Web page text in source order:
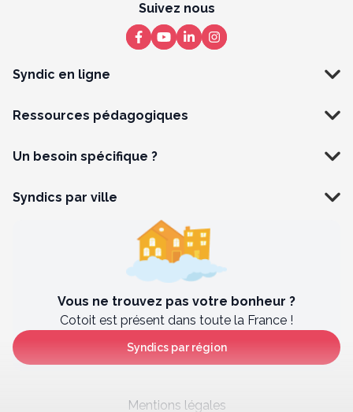
Syndic en ligne
Ressources pédagogiques
Un besoin spécifique ?
Suivez nous
Syndics par ville
Vous ne trouvez pas votre bonheur ?
Cotoit est présent dans toute la France !
Syndics par région
Mentions légales